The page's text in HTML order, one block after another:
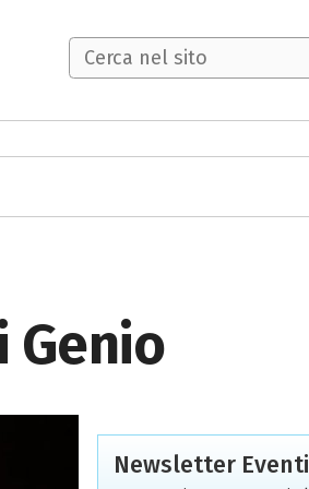
Genio
Newsletter Eventi